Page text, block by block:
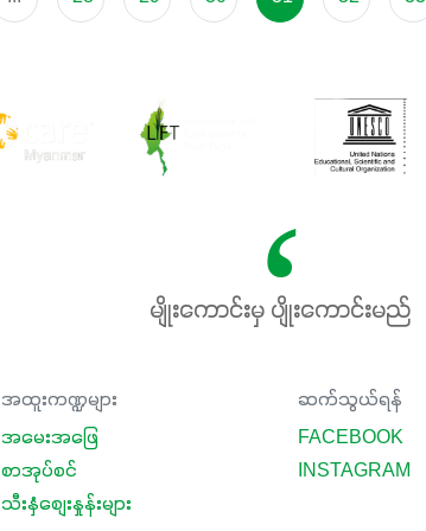
မျိုးကောင်းမှ ပျိုးကောင်းမည်
အထူးကဏ္ဍများ
အမေးအဖြေ
စာအုပ်စင်
သီးနှံစျေးနှုန်းများ
ဆက်သွယ်ရန်
FACEBOOK
INSTAGRAM